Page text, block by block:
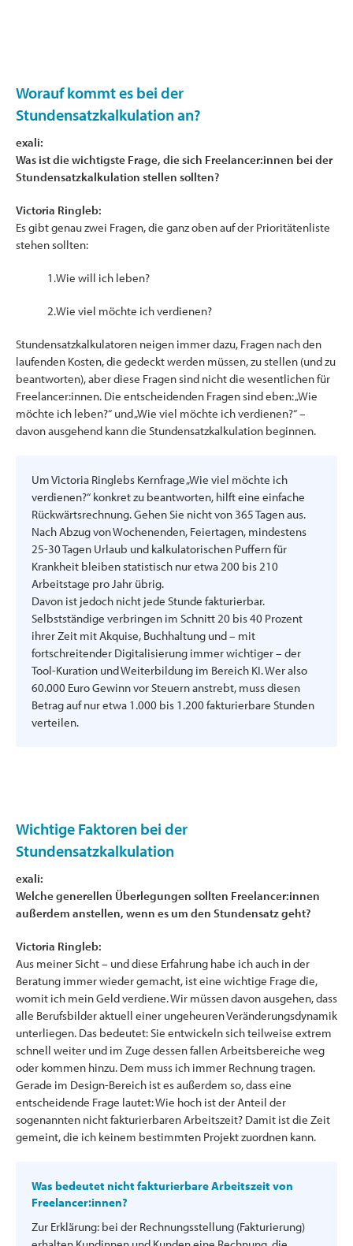
Worauf kommt es bei der
Stundensatzkalkulation an?
exali:
Was ist die wichtigste Frage, die sich Freelancer:innen bei der
Stundensatzkalkulation stellen sollten?
Victoria Ringleb:
Es gibt genau zwei Fragen, die ganz oben auf der Prioritätenliste
stehen sollten:
1.Wie will ich leben?
2.Wie viel möchte ich verdienen?
Stundensatzkalkulatoren neigen immer dazu, Fragen nach den
laufenden Kosten, die gedeckt werden müssen, zu stellen (und zu
beantworten), aber diese Fragen sind nicht die wesentlichen für
Freelancer:innen. Die entscheidenden Fragen sind eben: „Wie
möchte ich leben?“ und „Wie viel möchte ich verdienen?“ –
davon ausgehend kann die Stundensatzkalkulation beginnen.
Um Victoria Ringlebs Kernfrage „Wie viel möchte ich
verdienen?“ konkret zu beantworten, hilft eine einfache
Rückwärtsrechnung. Gehen Sie nicht von 365 Tagen aus.
Nach Abzug von Wochenenden, Feiertagen, mindestens
25-30 Tagen Urlaub und kalkulatorischen Puffern für
Krankheit bleiben statistisch nur etwa 200 bis 210
Arbeitstage pro Jahr übrig.
Davon ist jedoch nicht jede Stunde fakturierbar.
Selbstständige verbringen im Schnitt 20 bis 40 Prozent
ihrer Zeit mit Akquise, Buchhaltung und – mit
fortschreitender Digitalisierung immer wichtiger – der
Tool-Kuration und Weiterbildung im Bereich KI. Wer also
60.000 Euro Gewinn vor Steuern anstrebt, muss diesen
Betrag auf nur etwa 1.000 bis 1.200 fakturierbare Stunden
verteilen.
Wichtige Faktoren bei der
Stundensatzkalkulation
exali:
Welche generellen Überlegungen sollten Freelancer:innen
außerdem anstellen, wenn es um den Stundensatz geht?
Victoria Ringleb:
Aus meiner Sicht – und diese Erfahrung habe ich auch in der
Beratung immer wieder gemacht, ist eine wichtige Frage die,
womit ich mein Geld verdiene. Wir müssen davon ausgehen, dass
alle Berufsbilder aktuell einer ungeheuren Veränderungsdynamik
unterliegen. Das bedeutet: Sie entwickeln sich teilweise extrem
schnell weiter und im Zuge dessen fallen Arbeitsbereiche weg
oder kommen hinzu. Dem muss ich immer Rechnung tragen.
Gerade im Design-Bereich ist es außerdem so, dass eine
entscheidende Frage lautet: Wie hoch ist der Anteil der
sogenannten nicht fakturierbaren Arbeitszeit? Damit ist die Zeit
gemeint, die ich keinem bestimmten Projekt zuordnen kann.
Was bedeutet nicht fakturierbare Arbeitszeit von
Freelancer:innen?
Zur Erklärung: bei der Rechnungsstellung (Fakturierung)